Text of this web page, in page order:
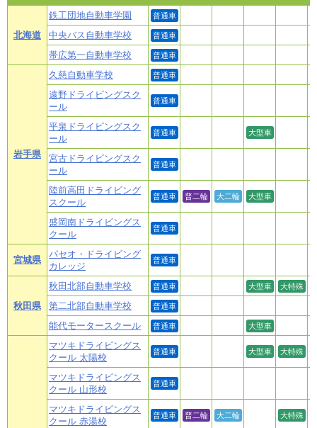
北海道
鉄工団地自動車学園 普通車
中央バス自動車学校 普通車
帯広第一自動車学校 普通車
岩手県
久慈自動車学校 普通車
遠野ドライビングスク
ール
普通車
平泉ドライビングスク
ール
普通車 大型車
宮古ドライビングスク
ール
普通車
陸前高田ドライビング
スクール
普通車 普二輪 大二輪 大型車
盛岡南ドライビングス
クール
普通車
宮城県
パセオ・ドライビング
カレッジ
普通車
秋田県
秋田北部自動車学校 普通車 大型車 大特殊
第二北部自動車学校 普通車
能代モータースクール 普通車 大型車
マツキドライビングス
クール 太陽校
普通車 大型車 大特殊
マツキドライビングス
クール 山形校
普通車
マツキドライビングス
クール 赤湯校
普通車 普二輪 大二輪 大特殊